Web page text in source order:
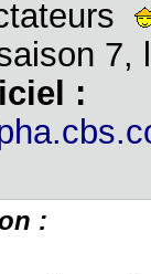
7,
:
: